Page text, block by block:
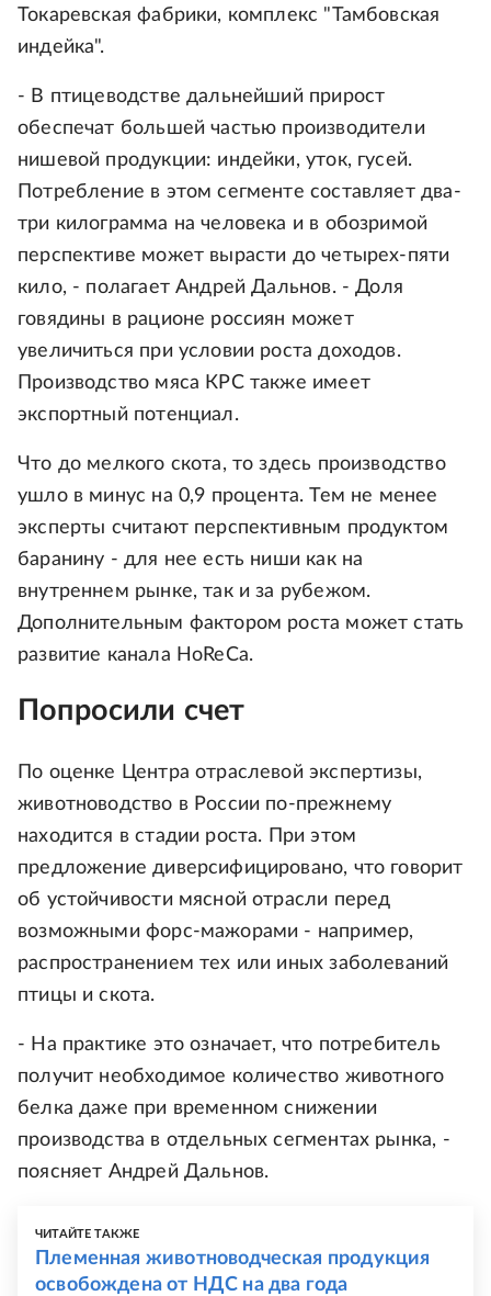
Токаревская фабрики, комплекс "Тамбовская
индейка".
- В птицеводстве дальнейший прирост
обеспечат большей частью производители
нишевой продукции: индейки, уток, гусей.
Потребление в этом сегменте составляет два-
три килограмма на человека и в обозримой
перспективе может вырасти до четырех-пяти
кило, - полагает Андрей Дальнов. - Доля
говядины в рационе россиян может
увеличиться при условии роста доходов.
Производство мяса КРС также имеет
экспортный потенциал.
Что до мелкого скота, то здесь производство
ушло в минус на 0,9 процента. Тем не менее
эксперты считают перспективным продуктом
баранину - для нее есть ниши как на
внутреннем рынке, так и за рубежом.
Дополнительным фактором роста может стать
развитие канала HoReCa.
Попросили счет
По оценке Центра отраслевой экспертизы,
животноводство в России по-прежнему
находится в стадии роста. При этом
предложение диверсифицировано, что говорит
об устойчивости мясной отрасли перед
возможными форс-мажорами - например,
распространением тех или иных заболеваний
птицы и скота.
- На практике это означает, что потребитель
получит необходимое количество животного
белка даже при временном снижении
производства в отдельных сегментах рынка, -
поясняет Андрей Дальнов.
ЧИТАЙТЕ ТАКЖЕ
Племенная животноводческая продукция
освобождена от НДС на два года